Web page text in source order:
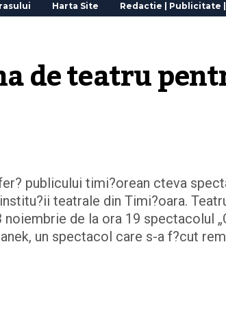
Harta Site Redactie | Publicitate
de teatru
publicului timi?orean cteva
teatrale din Timi?oara.
de la ora 19 spectacolul
un spectacol care s-a f?cut